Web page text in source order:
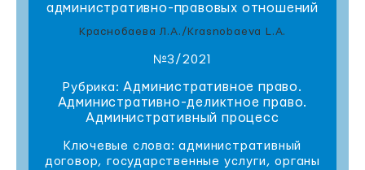
административно-правовых отношений
Краснобаева Л.А./Krasnobaeva L.A.
№3/2021
Рубрика:Административное право.
Административно-деликтное право.
Административный процесс
Ключевые слова: административный
договор, государственные услуги, органы